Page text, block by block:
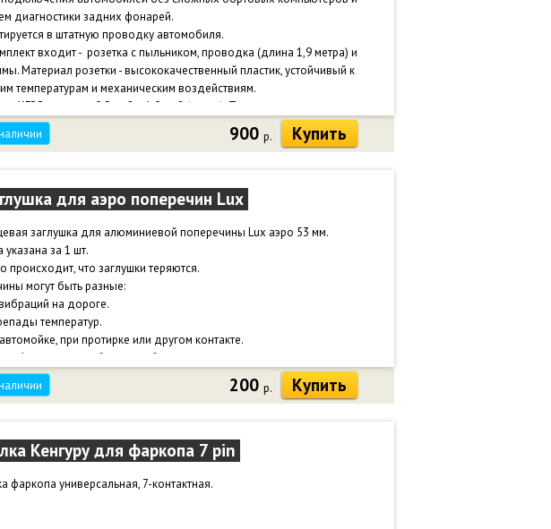
диагностики задних фонарей.
в штатную проводку автомобиля.
входит - розетка с пыльником, проводка (длина 1,9 метра) и
Материал розетки - высококачественный пластик, устойчивый к
температурам и механическим воздействиям.
КГВВ, сечение 0,5 мм2 и 1,0 мм2 (масса). Токопроводящая жила:
многопроволочная.
службы кабеля 30 лет.
900р. Купить
для аэро поперечин Lux
заглушка для алюминиевой поперечины Lux аэро 53 мм.
указана за 1 шт.
происходит, что заглушки теряются.
могут быть разные:
на дороге.
температур.
при протирке или другом контакте.
фиксация ослабевает от большого количества циклов снятия-
не потерять заглушки - рекомендуем посадить на клей или герметик.
200р. Купить
Кенгуру для фаркопа 7 pin
фаркопа универсальная, 7-контактная.